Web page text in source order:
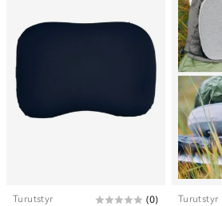
Turutstyr (0) Turutstyr